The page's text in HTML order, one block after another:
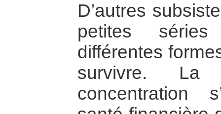
D’autres
petites
différentes
survivre.
concentration